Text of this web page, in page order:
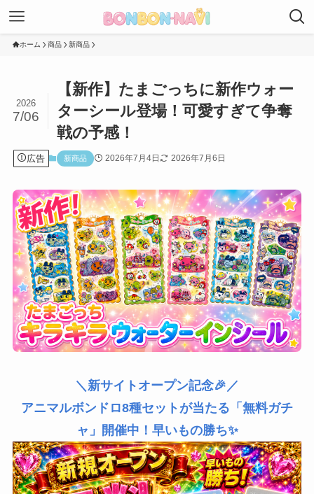
ホーム 商品 新商品
【新作】たまごっちに新作ウォー
ターシール登場！可愛すぎて争奪
戦の予感！
2026
7/06
広告 新商品 2026年7月4日 2026年7月6日
＼新サイトオープン記念🎉／
アニマルボンドロ8種セットが当たる「無料ガチ
ャ」開催中！早いもの勝ち✨